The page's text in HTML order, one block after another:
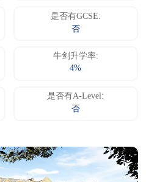
是否有GCSE:
否
牛剑升学率:
4%
是否有A-Level:
否